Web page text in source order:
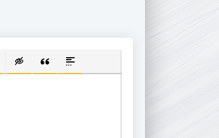
ЗАЩИЩЕННУЮ ССЫЛКУ
СМАЙЛИК
ВСТАВКА СКРЫТОГО ТЕКСТА
ВСТАВКА ЦИТАТЫ
ВСТАВКА СПОЙЛЕРА